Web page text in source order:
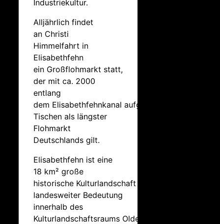
Industriekultur.
Alljährlich findet
an Christi
Himmelfahrt in
Elisabethfehn
ein Großflohmarkt statt,
der mit ca. 2000
entlang
dem Elisabethfehnkanal aufgestellten
Tischen als längster
Flohmarkt
Deutschlands gilt.
Elisabethfehn ist eine
18 km² große
historische Kulturlandschaft von
landesweiter Bedeutung
innerhalb des
Kulturlandschaftsraums Oldenburger